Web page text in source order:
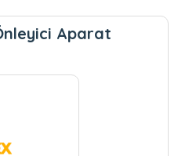
Aparat